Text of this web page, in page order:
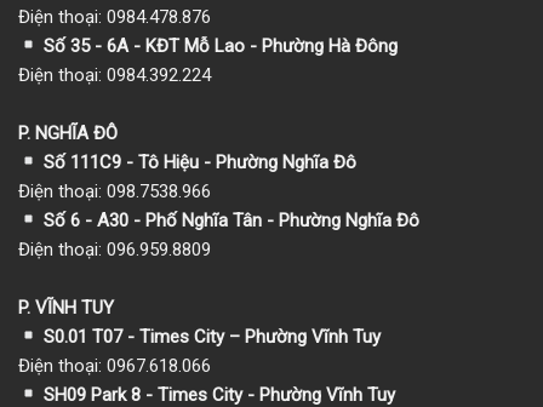
Điện thoại: 0984.478.876
Số 35 - 6A - KĐT Mỗ Lao - Phường Hà Đông
Điện thoại: 0984.392.224
P. NGHĨA ĐÔ
Số 111C9 - Tô Hiệu - Phường Nghĩa Đô
Điện thoại: 098.7538.966
Số 6 - A30 - Phố Nghĩa Tân - Phường Nghĩa Đô
Điện thoại: 096.959.8809
P. VĨNH TUY
S0.01 T07 - Times City – Phường Vĩnh Tuy
Điện thoại: 0967.618.066
SH09 Park 8 - Times City - Phường Vĩnh Tuy